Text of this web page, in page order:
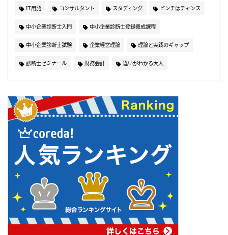
IT用語 コンサルタント スタディング ピンチはチャンス
中小企業診断士入門 中小企業診断士登録養成課程
中小企業診断士試験 企業経営理論 理論と実践のギャップ
診断士ゼミナール 財務会計 違いがわかる大人